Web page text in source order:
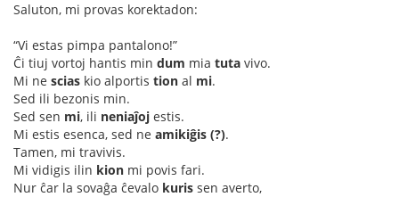
Saluton, mi provas korektadon:
“Vi estas pimpa pantalono!”
Ĉi tiuj vortoj hantis min dum mia tuta vivo.
Mi ne scias kio alportis tion al mi.
Sed ili bezonis min.
Sed sen mi, ili neniaĵoj estis.
Mi estis esenca, sed ne amikiĝis (?).
Tamen, mi travivis.
Mi vidigis ilin kion mi povis fari.
Nur ĉar la sovaĝa ĉevalo kuris sen averto,